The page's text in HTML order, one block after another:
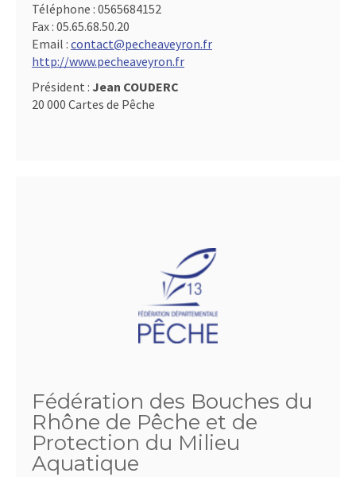
Téléphone : 0565684152
Fax : 05.65.68.50.20
Email : contact@pecheaveyron.fr
http://www.pecheaveyron.fr
Président : Jean COUDERC
20 000 Cartes de Pêche
Fédération des Bouches du
Rhône de Pêche et de
Protection du Milieu
Aquatique